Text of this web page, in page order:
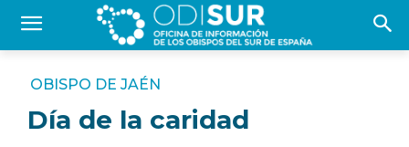
OBISPO DE JAÉN
Día de la caridad